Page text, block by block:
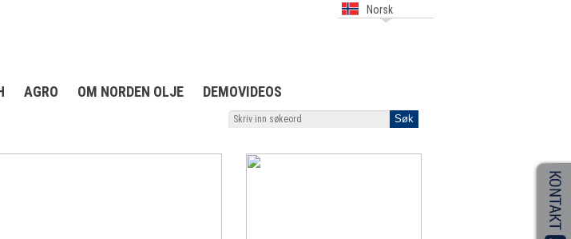
Norsk
AGRO OM NORDEN OLJE DEMOVIDEOS